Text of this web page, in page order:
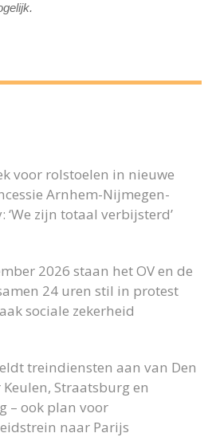
voor rolstoelen in nieuwe
Arnhem-Nijmegen-
‘We zijn totaal verbijsterd’
2026 staan het OV en de
24 uren stil in protest
sociale zekerheid
treindiensten aan van Den
Straatsburg en
– ook plan voor
naar Parijs